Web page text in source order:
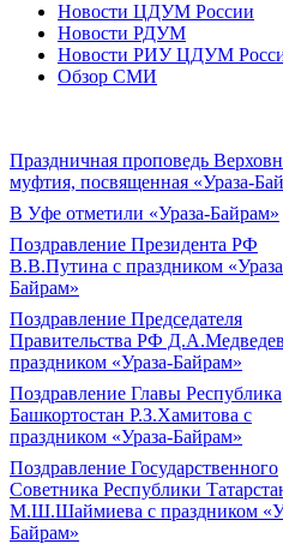
Новости ЦДУМ России
Новости РДУМ
Новости РИУ ЦДУМ
Обзор СМИ
Праздничная проповедь
муфтия, посвященная «Ураза-
В Уфе отметили «Ураза-Байрам»
Поздравление Президента РФ
В.В.Путина с праздником
Байрам»
Поздравление Председателя
Правительства РФ
праздником «Ураза-Байрам»
Поздравление Главы Республика
Башкортостан Р.З.Хамитова с
праздником «Ураза-Байрам»
Поздравление Государственного
Советника Республики
М.Ш.Шаймиева с праздником
Байрам»